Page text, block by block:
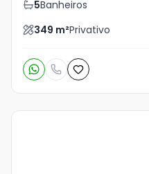
5Banheiros
349 m²Privativo